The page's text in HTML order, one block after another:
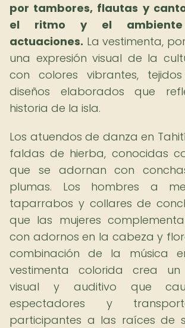
por tambores, flautas y
el ritmo y el
actuaciones. La vestimenta,
una expresión visual de la
con colores vibrantes,
diseños elaborados que
historia de la isla.
Los atuendos de danza en
faldas de hierba, conocidas
que se adornan con
plumas. Los hombres a
taparrabos y collares de
que las mujeres
con adornos en la cabeza y
combinación de la música
vestimenta colorida crea un
visual y auditivo que
espectadores y
participantes a las raíces de